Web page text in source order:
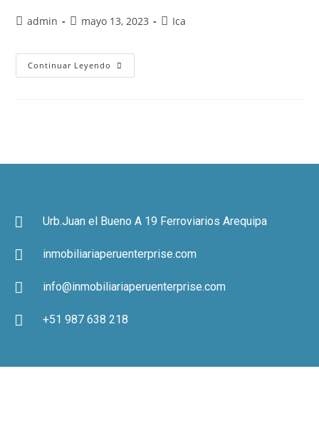
admin mayo 13, 2023 Ica
Continuar Leyendo
Urb.Juan el Bueno A 19 Ferroviarios Arequipa
inmobiliariaperuenterprise.com
info@inmobiliariaperuenterprise.com
+51 987 638 218